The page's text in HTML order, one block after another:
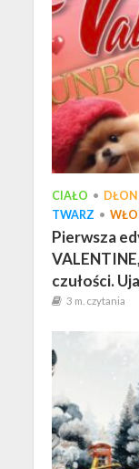
CIAŁO •
TWARZ •
Pierwsza
czułości.
3 m. czytania